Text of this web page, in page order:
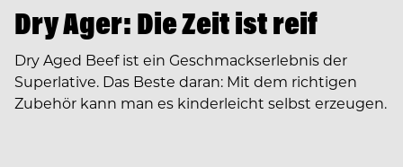
Dry Ager: Die Zeit ist reif
Dry Aged Beef ist ein Geschmackserlebnis der
Superlative. Das Beste daran: Mit dem richtigen
Zubehör kann man es kinderleicht selbst erzeugen.